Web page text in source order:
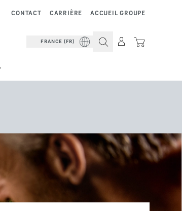
ACCUEIL GROUPE
CARRIÈRE
CONTACT
FRANCE (FR)